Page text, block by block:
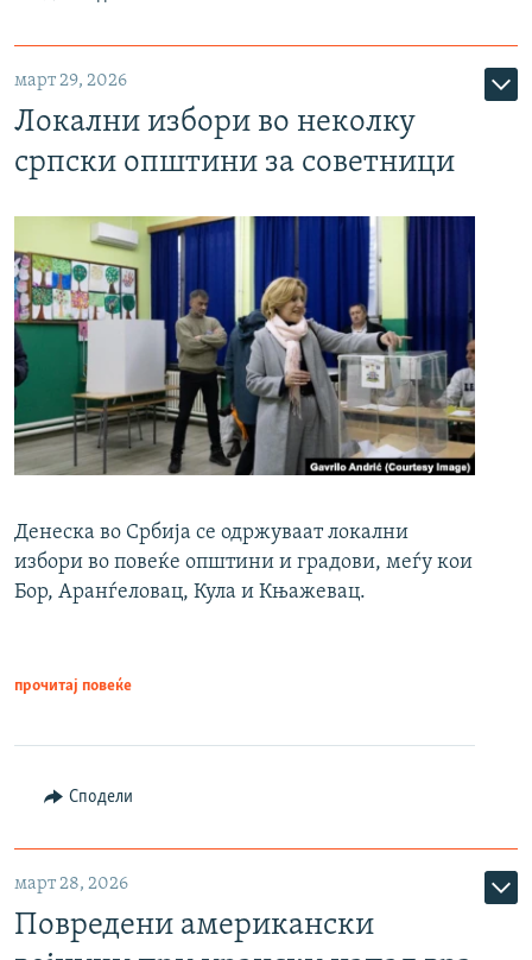
март 29, 2026
Локални избори во неколку
српски општини за советници
Денеска во Србија се одржуваат локални
избори во повеќе општини и градови, меѓу кои
Бор, Аранѓеловац, Кула и Књажевац.
прочитај повеќе
Сподели
март 28, 2026
Повредени американски